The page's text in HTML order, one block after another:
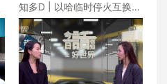
知多D | 以哈临时停火互换人
质囚犯 朝鲜成功发射军事侦
察卫星